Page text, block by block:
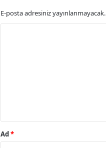
E-posta adresiniz yayınlanmayacak.
Ad*